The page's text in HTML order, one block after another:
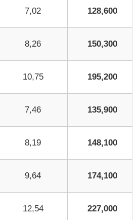
7,02 128,600
8,26 150,300
10,75 195,200
7,46 135,900
8,19 148,100
9,64 174,100
12,54 227,000